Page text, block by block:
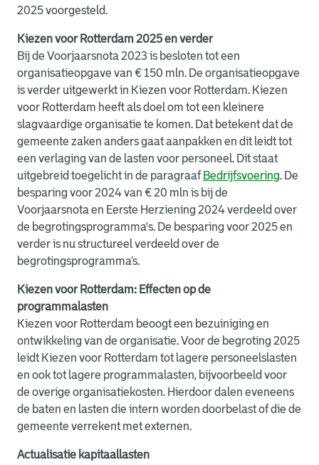
2025 voorgesteld.
Kiezen voor Rotterdam 2025 en verder
Bij de Voorjaarsnota 2023 is besloten tot een
organisatieopgave van € 150 mln. De organisatieopgave
is verder uitgewerkt in Kiezen voor Rotterdam. Kiezen
voor Rotterdam heeft als doel om tot een kleinere
slagvaardige organisatie te komen. Dat betekent dat de
gemeente zaken anders gaat aanpakken en dit leidt tot
een verlaging van de lasten voor personeel. Dit staat
uitgebreid toegelicht in de paragraaf Bedrijfsvoering. De
besparing voor 2024 van € 20 mln is bij de
Voorjaarsnota en Eerste Herziening 2024 verdeeld over
de begrotingsprogramma's. De besparing voor 2025 en
verder is nu structureel verdeeld over de
begrotingsprogramma’s.
Kiezen voor Rotterdam: Effecten op de
programmalasten
Kiezen voor Rotterdam beoogt een bezuiniging en
ontwikkeling van de organisatie. Voor de begroting 2025
leidt Kiezen voor Rotterdam tot lagere personeelslasten
en ook tot lagere programmalasten, bijvoorbeeld voor
de overige organisatiekosten. Hierdoor dalen eveneens
de baten en lasten die intern worden doorbelast of die de
gemeente verrekent met externen.
Actualisatie kapitaallasten